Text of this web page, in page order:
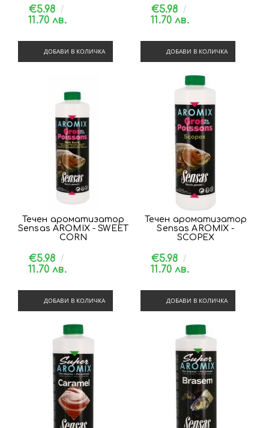
€5.98
11.70 лв.
ДОБАВИ В КОЛИЧКА
€5.98
11.70 лв.
ДОБАВИ В КОЛИЧКА
Течен ароматизатор
Sensas AROMIX - SWEET
CORN
€5.98
11.70 лв.
ДОБАВИ В КОЛИЧКА
Течен ароматизатор
Sensas AROMIX -
SCOPEX
€5.98
11.70 лв.
ДОБАВИ В КОЛИЧКА